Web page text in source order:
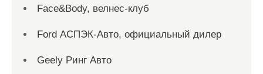
Face&Body, велнес-клуб
Ford АСПЭК-Авто, официальный дилер
Geely Ринг Авто